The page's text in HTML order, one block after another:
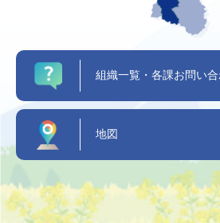
組織一覧・各課お問い
地図